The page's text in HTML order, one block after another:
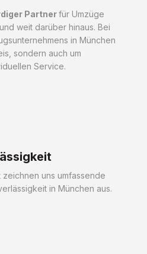
Partnerfür Umzüge
weit darüber hinaus. Bei
in München
sondern auch um
Service.
uns umfassende
in München aus.